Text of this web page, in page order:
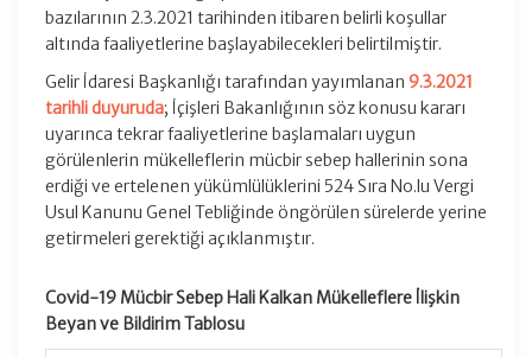
bazılarının 2.3.2021 tarihinden itibaren belirli koşullar
altında faaliyetlerine başlayabilecekleri belirtilmiştir.
Gelir İdaresi Başkanlığı tarafından yayımlanan 9.3.2021
tarihli duyuruda; İçişleri Bakanlığının söz konusu kararı
uyarınca tekrar faaliyetlerine başlamaları uygun
görülenlerin mükelleflerin mücbir sebep hallerinin sona
erdiği ve ertelenen yükümlülüklerini 524 Sıra No.lu Vergi
Usul Kanunu Genel Tebliğinde öngörülen sürelerde yerine
getirmeleri gerektiği açıklanmıştır.
Covid-19 Mücbir Sebep Hali Kalkan Mükelleflere İlişkin
Beyan ve Bildirim Tablosu